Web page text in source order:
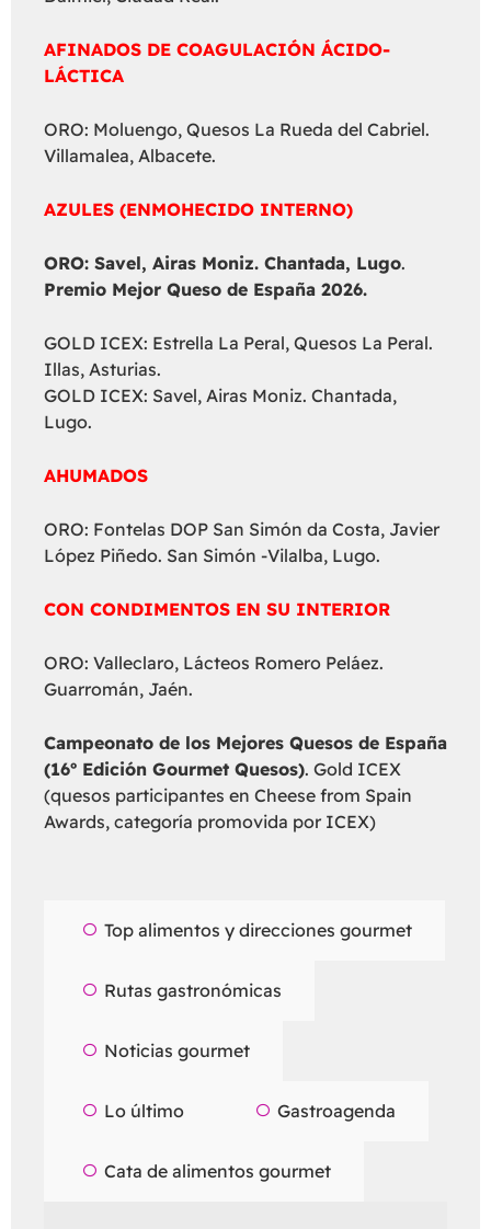
AFINADOS DE COAGULACIÓN ÁCIDO-
LÁCTICA
ORO: Moluengo, Quesos La Rueda del Cabriel.
Villamalea, Albacete.
AZULES (ENMOHECIDO INTERNO)
ORO: Savel, Airas Moniz. Chantada, Lugo.
Premio Mejor Queso de España 2026.
GOLD ICEX: Estrella La Peral, Quesos La Peral.
Illas, Asturias.
GOLD ICEX: Savel, Airas Moniz. Chantada,
Lugo.
AHUMADOS
ORO: Fontelas DOP San Simón da Costa, Javier
López Piñedo. San Simón -Vilalba, Lugo.
CON CONDIMENTOS EN SU INTERIOR
ORO: Valleclaro, Lácteos Romero Peláez.
Guarromán, Jaén.
Campeonato de los Mejores Quesos de España
(16º Edición Gourmet Quesos). Gold ICEX
(quesos participantes en Cheese from Spain
Awards, categoría promovida por ICEX)
Top alimentos y direcciones gourmet
Rutas gastronómicas
Noticias gourmet
Lo último Gastroagenda
Cata de alimentos gourmet